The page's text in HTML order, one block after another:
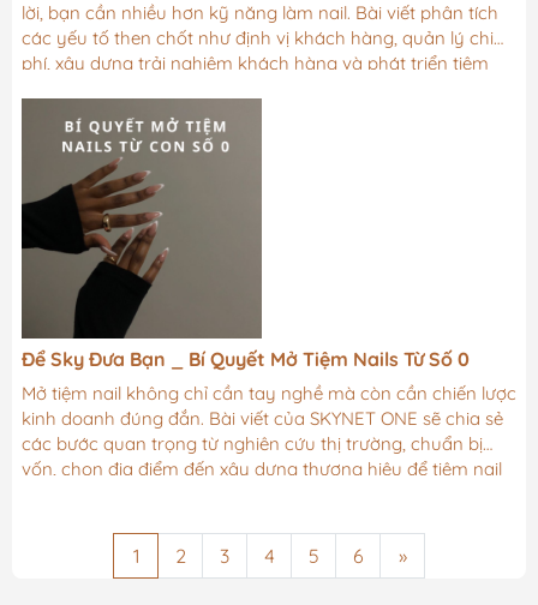
lời, bạn cần nhiều hơn kỹ năng làm nail. Bài viết phân tích
các yếu tố then chốt như định vị khách hàng, quản lý chi
phí, xây dựng trải nghiệm khách hàng và phát triển tiệm
Để Sky Đưa Bạn _ Bí Quyết Mở Tiệm Nails Từ Số 0
Mở tiệm nail không chỉ cần tay nghề mà còn cần chiến lược
kinh doanh đúng đắn. Bài viết của SKYNET ONE sẽ chia sẻ
các bước quan trọng từ nghiên cứu thị trường, chuẩn bị
vốn, chọn địa điểm đến xây dựng thương hiệu để tiệm nail
1 2 3 4 5 6 »